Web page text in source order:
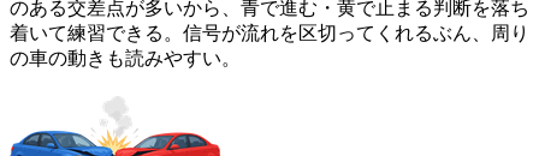
のある交差点が多いから、青で進む・黄で止まる判断を落ち
着いて練習できる。信号が流れを区切ってくれるぶん、周り
の車の動きも読みやすい。